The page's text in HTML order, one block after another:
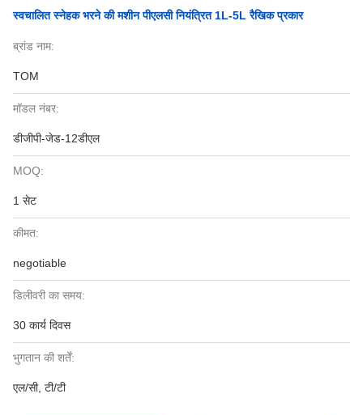
स्वचालित स्नेहक भरने की मशीन पीएलसी नियंत्रित 1L-5L रैखिक प्रकार
ब्रांड नाम:
TOM
मॉडल नंबर:
डीजीपी-जेड-12डीएल
MOQ:
1 सेट
कीमत:
negotiable
डिलीवरी का समय:
30 कार्य दिवस
भुगतान की शर्तें:
एल/सी, टी/टी